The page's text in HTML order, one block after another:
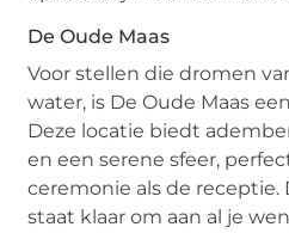
De Oude Maas
Voor stellen die dromen
water, is De Oude Maas
Deze locatie biedt
en een serene sfeer,
ceremonie als de receptie.
staat klaar om aan al je